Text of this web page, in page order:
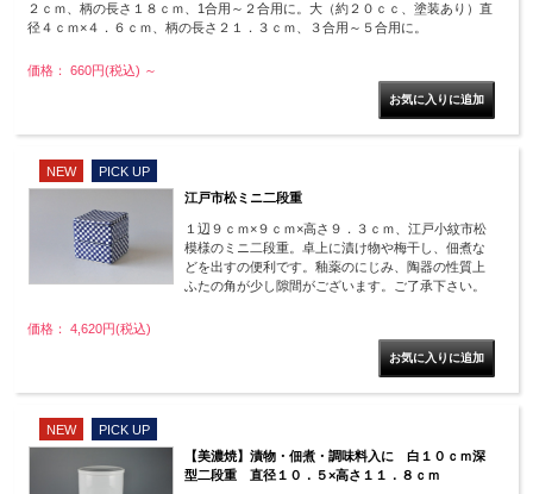
２ｃｍ、柄の長さ１８ｃｍ、1合用～２合用に。大（約２０ｃｃ、塗装あり）直
径４ｃｍ×４．６ｃｍ、柄の長さ２１．３ｃｍ、３合用～５合用に。
価格： 660円(税込) ～
NEW
PICK UP
江戸市松ミニ二段重
１辺９ｃｍ×９ｃｍ×高さ９．３ｃｍ、江戸小紋市松
模様のミニ二段重。卓上に漬け物や梅干し、佃煮な
どを出すの便利です。釉薬のにじみ、陶器の性質上
ふたの角が少し隙間がございます。ご了承下さい。
価格： 4,620円(税込)
NEW
PICK UP
【美濃焼】漬物・佃煮・調味料入に 白１０ｃｍ深
型二段重 直径１０．５×高さ１１．８ｃｍ